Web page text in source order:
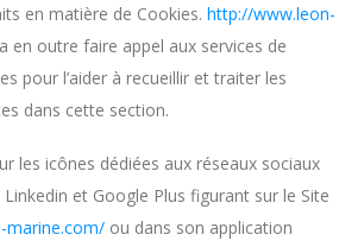
en matière de Cookies. http://www.leon-
en outre faire appel aux services de
pour l’aider à recueillir et traiter les
dans cette section.
les icônes dédiées aux réseaux sociaux
et Google Plus figurant sur le Site
marine.com/ ou dans son application